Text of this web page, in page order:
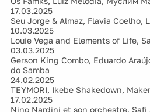
17.03.2025
Seu Jorge & Almaz, Flavia Coelho,
10.03.2025
Louie Vega and Elements of Life,
03.03.2025
Gerson King Combo, Eduardo
do Samba
24.02.2025
TEYMORI, Ikebe Shakedown, Maker
17.02.2025
Nino Nardini et son orchestre,